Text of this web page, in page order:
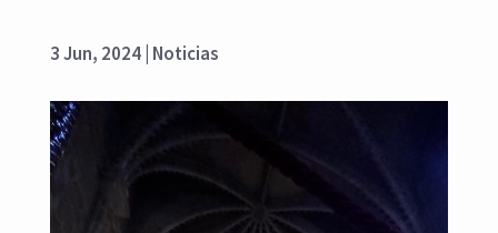
3 Jun, 2024| Noticias